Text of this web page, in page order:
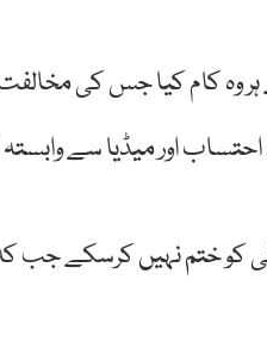
وہ کام کیا جس کی
اور میڈیا سے وابستہ
کو ختم نہیں کرسکے جب